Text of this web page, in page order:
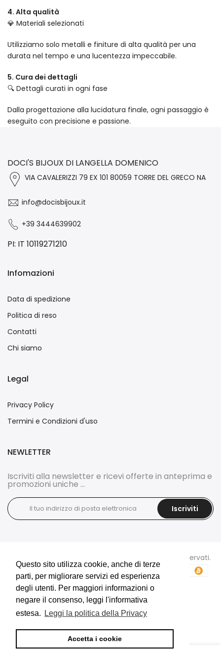
Questo sito utilizza cookie, anche di terze
parti, per migliorare servizi ed esperienza
degli utenti. Per maggiori informazioni o
negare il consenso, leggi l'informativa
estesa.
Leggi la politica della Privacy
Accetta i cookie
Questo sito utilizza cookie, anche di terze
parti, per migliorare servizi ed esperienza
degli utenti. Per maggiori informazioni o
negare il consenso, leggi l'informativa
estesa.
Leggi la politica della Privacy
Accetta i cookie
4. Alta qualità
💎 Materiali selezionati
Utilizziamo solo metalli e finiture di alta qualità per una
durata nel tempo e una lucentezza impeccabile.
5. Cura dei dettagli
🔍 Dettagli curati in ogni fase
Dalla progettazione alla lucidatura finale, ogni passaggio è
eseguito con precisione e passione.
DOCI'S BIJOUX DI LANGELLA DOMENICO
VIA CAVALERIZZI 79 EX 101 80059 TORRE DEL GRECO NA
info@docisbijoux.it
+39 3444639902
PI: IT 10119271210
Infomazioni
Data di spedizione
Politica di reso
Contatti
Chi siamo
Legal
Privacy Policy
Termini e Condizioni d'uso
NEWLETTER
Iscriviti alla newsletter e ricevi offerte in anteprima e
promozioni uniche ...
Iscriviti
tutti i diritti sono riservati.
E-Commerce e Marketing realizzati da